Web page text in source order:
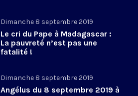
Dimanche 8 septembre 2019
Le cri du Pape à Madagascar :
La pauvreté n’est pas une
fatalité !
Dimanche 8 septembre 2019
Angélus du 8 septembre 2019 à